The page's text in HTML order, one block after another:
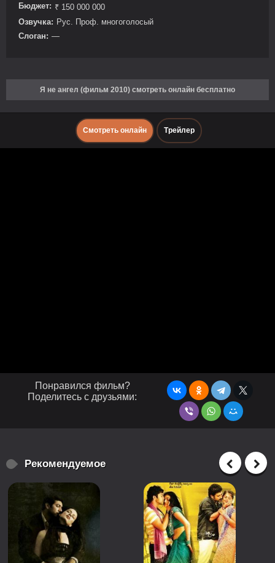
Бюджет: ₹ 150 000 000
Озвучка: Рус. Проф. многоголосый
Слоган: —
Я не ангел (фильм 2010) смотреть онлайн бесплатно
Смотреть онлайн Трейлер
Понравился фильм?
Поделитесь с друзьями:
Рекомендуемое